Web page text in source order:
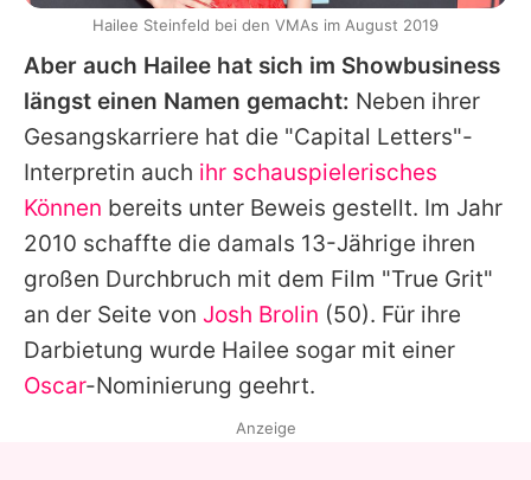
Aber auch Hailee hat sich im Showbusiness
längst einen Namen gemacht: Neben ihrer
Gesangskarriere hat die "Capital Letters"-
Interpretin auch ihr schauspielerisches
Können bereits unter Beweis gestellt. Im Jahr
2010 schaffte die damals 13-Jährige ihren
großen Durchbruch mit dem Film "True Grit"
an der Seite von Josh Brolin (50). Für ihre
Darbietung wurde Hailee sogar mit einer
Oscar-Nominierung geehrt.
Hailee Steinfeld bei den VMAs im August 2019
Anzeige